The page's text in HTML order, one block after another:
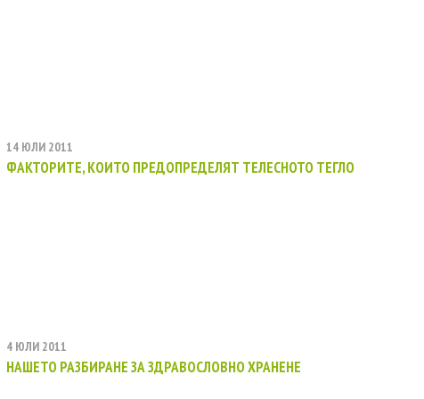
14 ЮЛИ 2011
ФАКТОРИТЕ, КОИТО ПРЕДОПРЕДЕЛЯТ ТЕЛЕСНОТО ТЕГЛО
4 ЮЛИ 2011
НАШЕТО РАЗБИРАНЕ ЗА ЗДРАВОСЛОВНО ХРАНЕНЕ